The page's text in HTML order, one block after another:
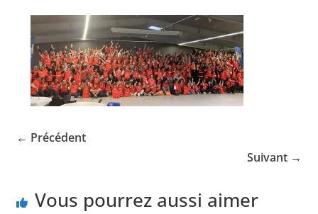
← Précédent
Suivant →
Vous pourrez aussi aimer